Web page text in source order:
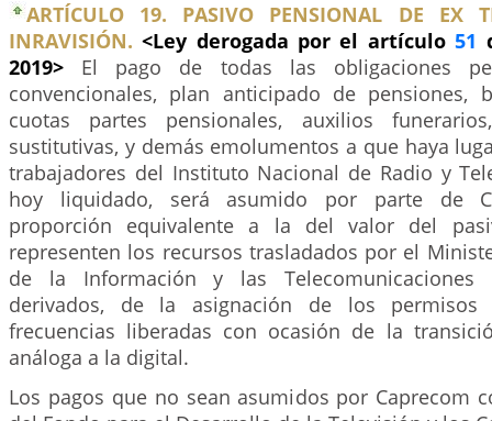
ARTÍCULO 19. PASIVO PENSIONAL DE EX
INRAVISIÓN. <Ley derogada por el artículo51
2019> El pago de todas las obligaciones
convencionales, plan anticipado de pensiones,
cuotas partes pensionales, auxilios
sustitutivas, y demás emolumentos a que haya
trabajadores del Instituto Nacional de Radio y
hoy liquidado, será asumido por parte de
proporción equivalente a la del valor del
representen los recursos trasladados por el
de la Información y las Telecomunicaciones
derivados, de la asignación de los
frecuencias liberadas con ocasión de la
análoga a la digital.
Los pagos que no sean asumidos por Caprecom